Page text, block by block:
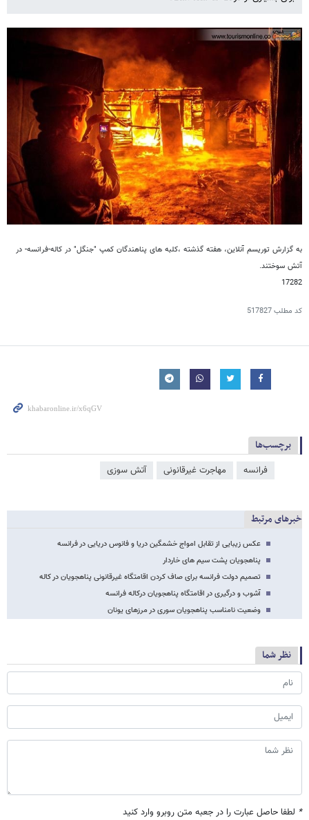
به گزارش توریسم آنلاین، هفته گذشته ،کلبه های پناهندگان کمپ "جنگل" در کاله-فرانسه- در
آتش سوختند.
17282
کد مطلب517827
برچسب‌ها
فرانسه مهاجرت غیرقانونی آتش سوزی
خبرهای مرتبط
عکس زیبایی از تقابل امواج خشمگین دریا و فانوس دریایی در فرانسه
پناهجویان پشت سیم های خاردار
تصمیم دولت فرانسه برای صاف کردن اقامتگاه غیرقانونی پناهجویان در کاله
آشوب و درگیری در اقامتگاه پناهجویان درکاله فرانسه
وضعیت نامناسب پناهجویان سوری در مرزهای یونان
نظر شما
* لطفا حاصل عبارت را در جعبه متن روبرو وارد کنید